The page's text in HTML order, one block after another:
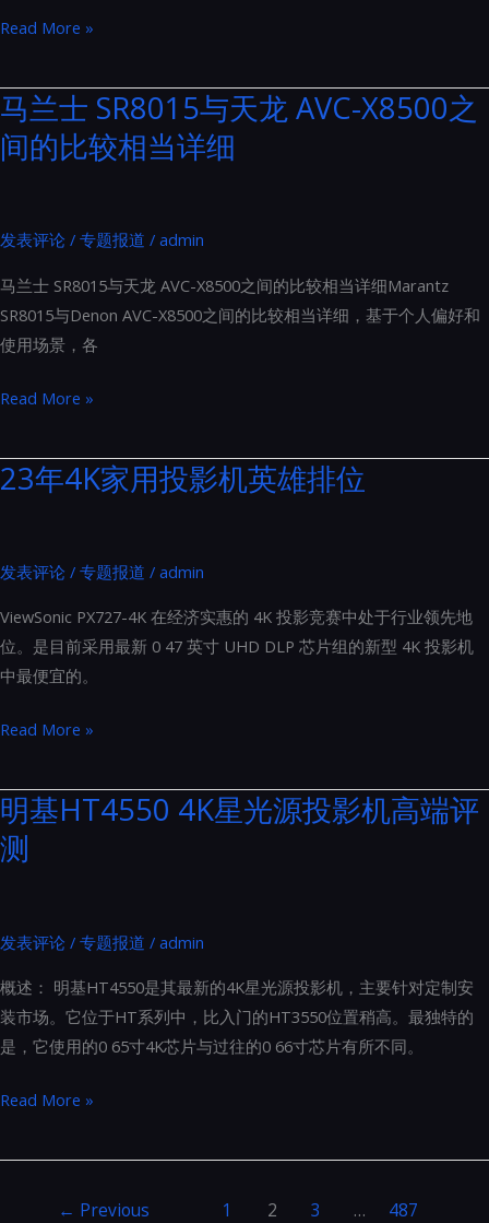
家
投
影
机
如
选
择
Read More »
马兰士 SR8015与天龙 AVC-X8500之
间的比较相当详细
发表评论 / 专题报道 / admin
马兰士 SR8015与天龙 AVC-X8500之间的比较相当详细Marantz
SR8015与Denon AVC-X8500之间的比较相当详细，基于个人偏好和
使用场景，各
马
士
SR8015
龙
之
间
的
相
当
详
Read More »
23年4K家用投影机英雄排位
发表评论 / 专题报道 / admin
ViewSonic PX727-4K 在经济实惠的 4K 投影竞赛中处于行业领先地
位。是目前采用最新 0 47 英寸 UHD DLP 芯片组的新型 4K 投影机
中最便宜的。
23
4K
家
用
机
雄
排
位
Read More »
明基HT4550 4K星光源投影机高端评
测
发表评论 / 专题报道 / admin
概述： 明基HT4550是其最新的4K星光源投影机，主要针对定制安
装市场。它位于HT系列中，比入门的HT3550位置稍高。最独特的
是，它使用的0 65寸4K芯片与过往的0 66寸芯片有所不同。
明
HT4550
Read More »
← Previous 1 2 3 …
487